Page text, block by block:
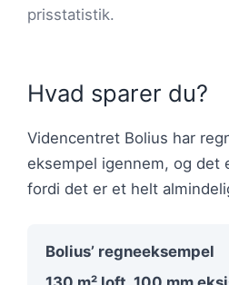
prisstatistik.
Hvad sparer du?
Videncentret Bolius har
eksempel igennem, og det
fordi det er et helt
Bolius’ regneeksempel